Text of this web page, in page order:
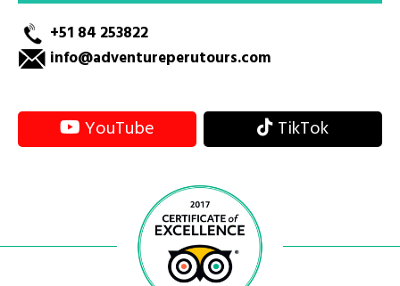
+51 84 253822
info@adventureperutours.com
YouTube TikTok